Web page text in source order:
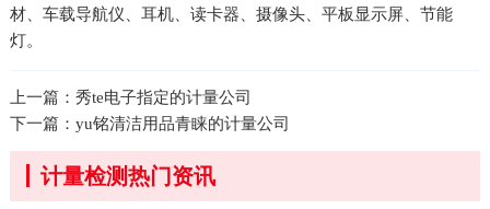
材、车载导航仪、耳机、读卡器、摄像头、平板显示屏、节能
灯。
上一篇： 秀te电子指定的计量公司
下一篇： yu铭清洁用品青睐的计量公司
计量检测热门资讯